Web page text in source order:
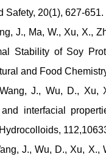
Safety, 20(1), 627-
J., Ma, W., Xu, X.,
Stability of Soy
and Food
J., Wu, D., Xu,
and interfacial
J., Wu, D., Xu, X.,